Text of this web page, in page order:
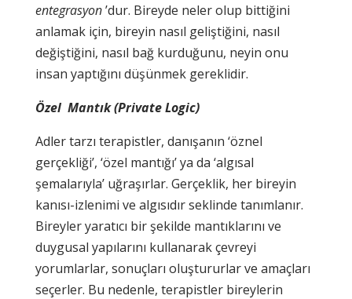
entegrasyon’dur. Bireyde neler olup bittiğini
anlamak için, bireyin nasıl geliştiğini, nasıl
değiştiğini, nasıl bağ kurduğunu, neyin onu
insan yaptığını düşünmek gereklidir.
Özel Mantık (Private Logic)
Adler tarzı terapistler, danışanın ‘öznel
gerçekliği’, ‘özel mantığı’ ya da ‘algısal
şemalarıyla’ uğraşırlar. Gerçeklik, her bireyin
kanısı-izlenimi ve algısıdır seklinde tanımlanır.
Bireyler yaratıcı bir şekilde mantıklarını ve
duygusal yapılarını kullanarak çevreyi
yorumlarlar, sonuçları oluştururlar ve amaçları
seçerler. Bu nedenle, terapistler bireylerin